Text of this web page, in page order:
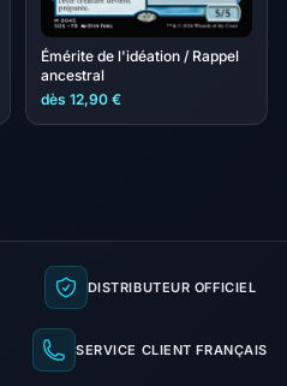
Émérite de l'idéation / Rappel
ancestral
dès 12,90 €
DISTRIBUTEUR OFFICIEL
SERVICE CLIENT FRANÇAIS